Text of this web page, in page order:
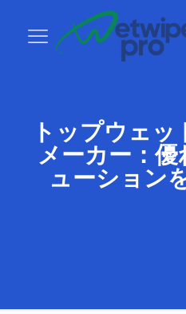
トップウェ
メーカー：優
ューション